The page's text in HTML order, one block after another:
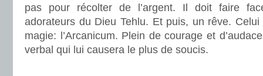
pas pour récolter de l’argent. Il doit faire
adorateurs du Dieu Tehlu. Et puis, un rêve. Celui
magie: l’Arcanicum. Plein de courage et
verbal qui lui causera le plus de soucis.